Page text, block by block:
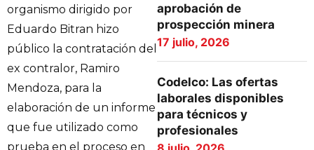
organismo dirigido por
Eduardo Bitran hizo
público la contratación del
ex contralor, Ramiro
Mendoza, para la
elaboración de un informe
que fue utilizado como
prueba en el proceso en
aprobación de
prospección minera
17 julio, 2026
Codelco: Las ofertas
laborales disponibles
para técnicos y
profesionales